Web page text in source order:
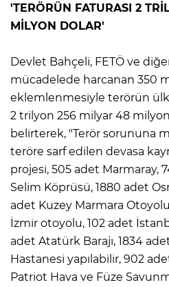
'TERÖRÜN FATURASI 2
MİLYON DOLAR'
Devlet Bahçeli, FETÖ ve
mücadelede harcanan 350
eklemlenmesiyle terörün
2 trilyon 256 milyar 48
belirterek, "Terör sorununa
teröre sarf edilen devasa
projesi, 505 adet Marmaray,
Selim Köprüsü, 1880 adet
adet Kuzey Marmara
İzmir otoyolu, 102 adet
adet Atatürk Barajı, 1834
Hastanesi yapılabilir, 902
Patriot Hava ve Füze